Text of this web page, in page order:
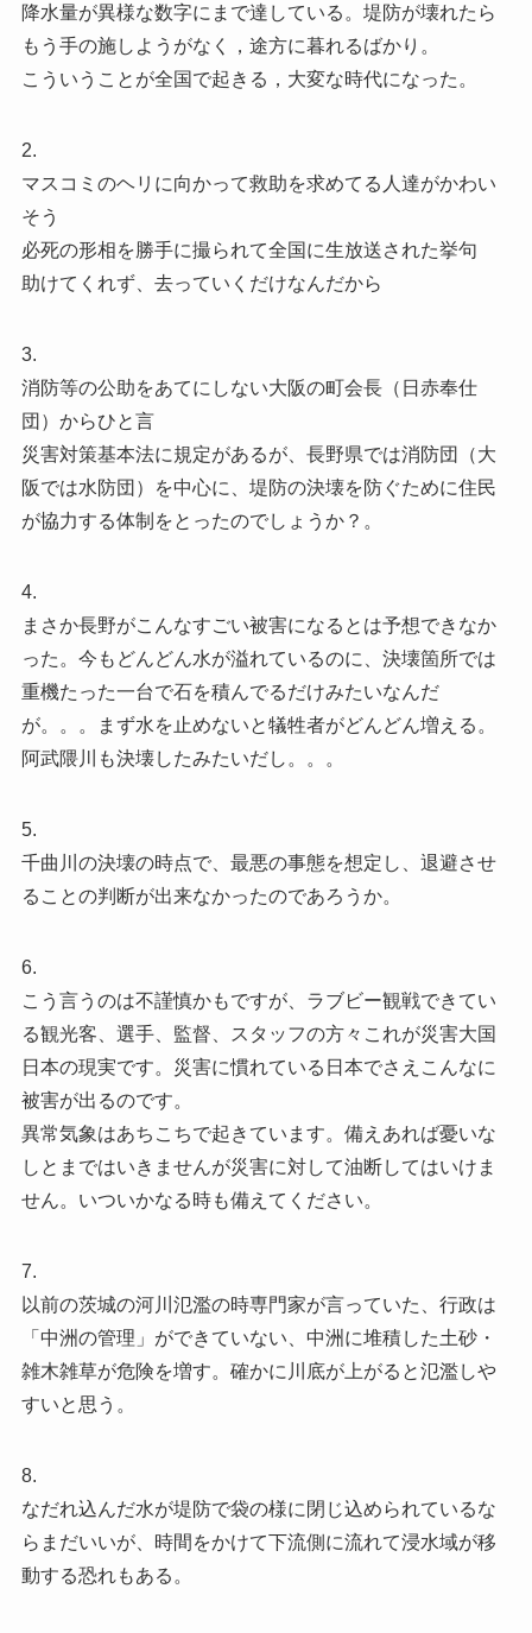
降水量が異様な数字にまで達している。堤防が壊れたら
もう手の施しようがなく，途方に暮れるばかり。
こういうことが全国で起きる，大変な時代になった。
2.
マスコミのヘリに向かって救助を求めてる人達がかわい
そう
必死の形相を勝手に撮られて全国に生放送された挙句
助けてくれず、去っていくだけなんだから
3.
消防等の公助をあてにしない大阪の町会長（日赤奉仕
団）からひと言
災害対策基本法に規定があるが、長野県では消防団（大
阪では水防団）を中心に、堤防の決壊を防ぐために住民
が協力する体制をとったのでしょうか？。
4.
まさか長野がこんなすごい被害になるとは予想できなか
った。今もどんどん水が溢れているのに、決壊箇所では
重機たった一台で石を積んでるだけみたいなんだ
が。。。まず水を止めないと犠牲者がどんどん増える。
阿武隈川も決壊したみたいだし。。。
5.
千曲川の決壊の時点で、最悪の事態を想定し、退避させ
ることの判断が出来なかったのであろうか。
6.
こう言うのは不謹慎かもですが、ラブビー観戦できてい
る観光客、選手、監督、スタッフの方々これが災害大国
日本の現実です。災害に慣れている日本でさえこんなに
被害が出るのです。
異常気象はあちこちで起きています。備えあれば憂いな
しとまではいきませんが災害に対して油断してはいけま
せん。いついかなる時も備えてください。
7.
以前の茨城の河川氾濫の時専門家が言っていた、行政は
「中洲の管理」ができていない、中洲に堆積した土砂・
雑木雑草が危険を増す。確かに川底が上がると氾濫しや
すいと思う。
8.
なだれ込んだ水が堤防で袋の様に閉じ込められているな
らまだいいが、時間をかけて下流側に流れて浸水域が移
動する恐れもある。